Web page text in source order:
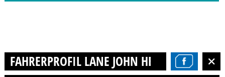
FAHRERPROFIL LANE JOHN HEIMS